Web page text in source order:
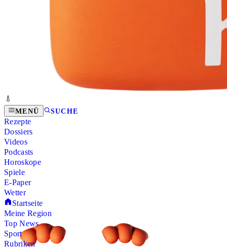
MENÜ SUCHE
Rezepte
Dossiers
Videos
Podcasts
Horoskope
Spiele
E-Paper
Wetter
Startseite
Meine Region
Top News
Sport
Rubriken